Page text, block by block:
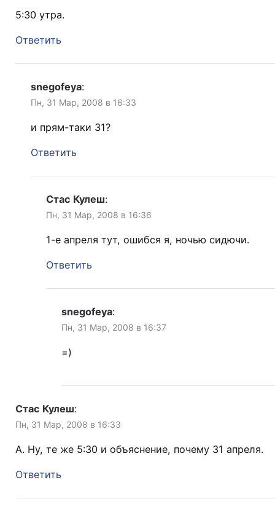
5:30 утра.
Ответить
snegofeya:
Пн, 31 Мар, 2008 в 16:33
и прям-таки 31?
Ответить
Стас Кулеш:
Пн, 31 Мар, 2008 в 16:36
1-е апреля тут, ошибся я, ночью сидючи.
Ответить
snegofeya:
Пн, 31 Мар, 2008 в 16:37
=)
Стас Кулеш:
Пн, 31 Мар, 2008 в 16:33
А. Ну, те же 5:30 и объяснение, почему 31 апреля.
Ответить